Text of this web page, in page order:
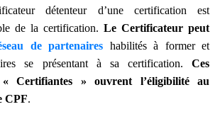
détenteur d’une certification est
de la certification. Le Certificateur peut
de partenaires habilités à former et
se présentant à sa certification. Ces
Certifiantes » ouvrent l’éligibilité au
CPF.